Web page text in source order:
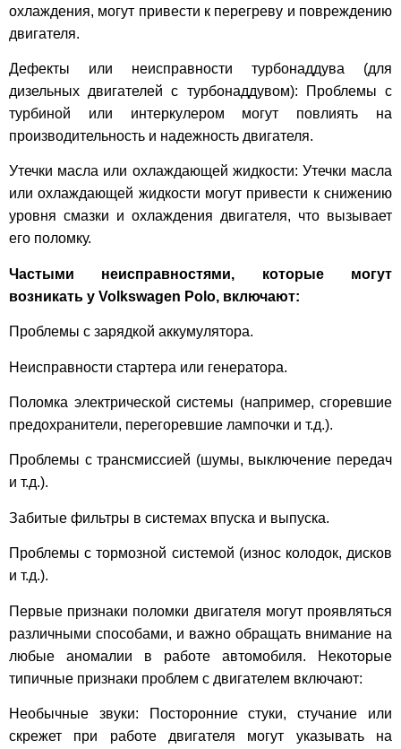
охлаждения, могут привести к перегреву и повреждению
двигателя.
Дефекты или неисправности турбонаддува (для
дизельных двигателей с турбонаддувом): Проблемы с
турбиной или интеркулером могут повлиять на
производительность и надежность двигателя.
Утечки масла или охлаждающей жидкости: Утечки масла
или охлаждающей жидкости могут привести к снижению
уровня смазки и охлаждения двигателя, что вызывает
его поломку.
Частыми неисправностями, которые могут
возникать у Volkswagen Polo, включают:
Проблемы с зарядкой аккумулятора.
Неисправности стартера или генератора.
Поломка электрической системы (например, сгоревшие
предохранители, перегоревшие лампочки и т.д.).
Проблемы с трансмиссией (шумы, выключение передач
и т.д.).
Забитые фильтры в системах впуска и выпуска.
Проблемы с тормозной системой (износ колодок, дисков
и т.д.).
Первые признаки поломки двигателя могут проявляться
различными способами, и важно обращать внимание на
любые аномалии в работе автомобиля. Некоторые
типичные признаки проблем с двигателем включают:
Необычные звуки: Посторонние стуки, стучание или
скрежет при работе двигателя могут указывать на